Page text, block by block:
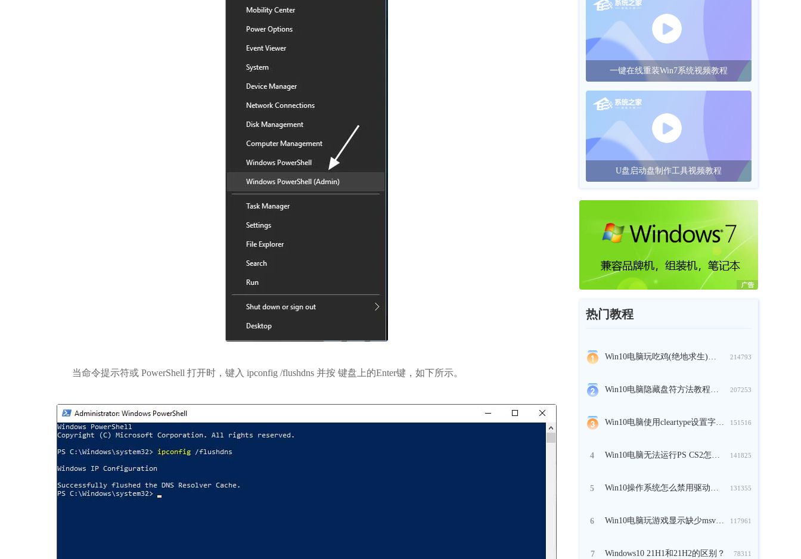
当命令提示符或 PowerShell 打开时，键入 ipconfig /flushdns 并按 键盘上的Enter键，如下所示。
一键在线重装Win7系统视频教程
U盘启动盘制作工具视频教程
热门教程
Win10电脑玩吃鸡(绝地求生)时崩溃怎么办？ 214793
Win10电脑隐藏盘符方法教程分享 207253
Win10电脑使用cleartype设置字体方法教程 151516
4 Win10电脑无法运行PS CS2怎么解决？ 141825
5 Win10操作系统怎么禁用驱动的强制签名？ 131355
6 Win10电脑玩游戏显示缺少msvcp140.dll怎么办？ 117961
7 Windows10 21H1和21H2的区别？ 78311